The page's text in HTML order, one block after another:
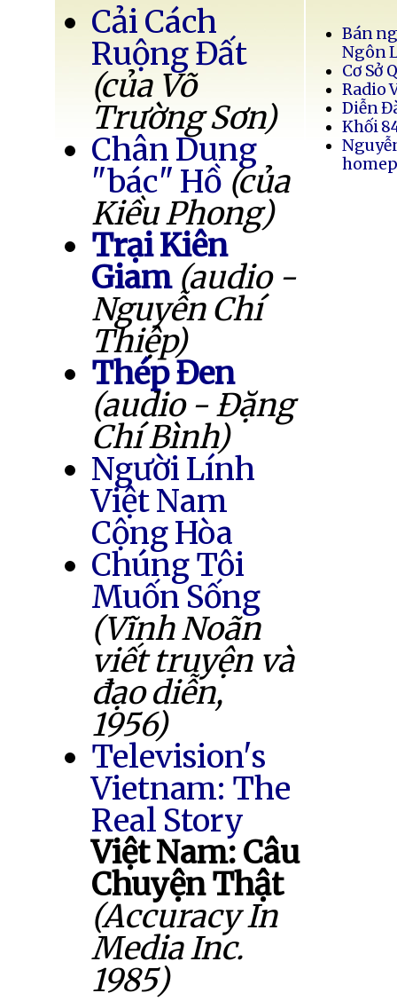
Cải Cách
Ruộng Đất
(của Võ
Trường Sơn)
Chân Dung
"bác" Hồ (của
Kiều Phong)
Trại Kiên
Giam (audio -
Nguyễn Chí
Thiệp)
Thép Đen
(audio - Đặng
Chí Bình)
Người Lính
Việt Nam
Cộng Hòa
Chúng Tôi
Muốn Sống
(Vĩnh Noãn
viết truyện và
đạo diễn,
1956)
Television's
Vietnam: The
Real Story
Việt Nam: Câu
Chuyện Thật
(Accuracy In
Media Inc.
1985)
Bán
Ngôn
Cơ Sở
Radio
Diễn
Khối